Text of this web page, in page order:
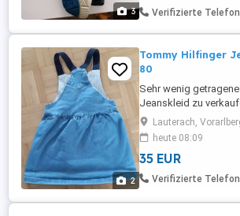
3 Verifizierte
2
Tommy Hilfinger
80
Sehr wenig
Jeanskleid zu
sieht aus wie neu.
Größe 80. Neupreis
VHB.
Lauterach,
heute 08:09
35 EUR
Verifizierte